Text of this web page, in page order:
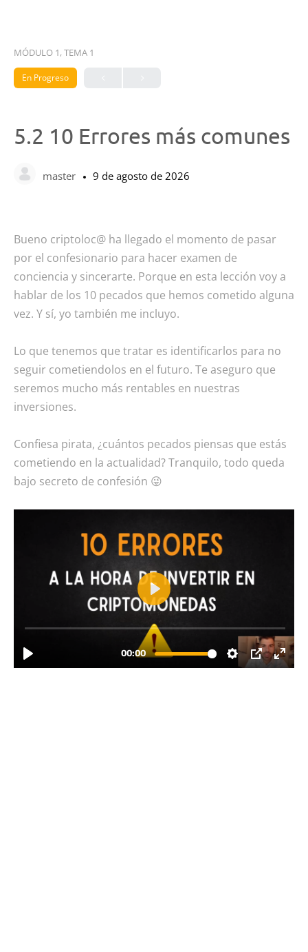
MÓDULO 1, TEMA 1
En Progreso
5.2 10 Errores más comunes
master 9 de agosto de 2026
Bueno criptoloc@ ha llegado el momento de pasar
por el confesionario para hacer examen de
conciencia y sincerarte. Porque en esta lección voy a
hablar de los 10 pecados que hemos cometido alguna
vez. Y sí, yo también me incluyo.
Lo que tenemos que tratar es identificarlos para no
seguir cometiendolos en el futuro. Te aseguro que
seremos mucho más rentables en nuestras
inversiones.
Confiesa pirata, ¿cuántos pecados piensas que estás
cometiendo en la actualidad? Tranquilo, todo queda
bajo secreto de confesión 😜